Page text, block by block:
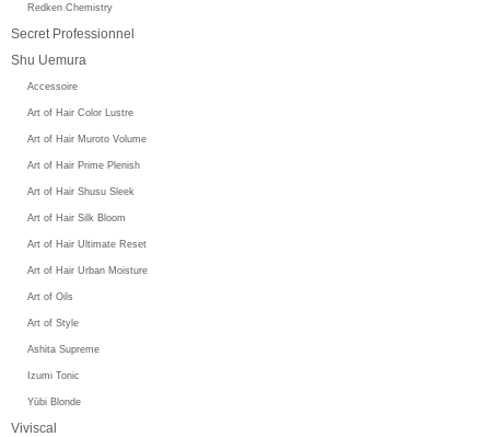
Redken Chemistry
Secret Professionnel
Shu Uemura
Accessoire
Art of Hair Color Lustre
Art of Hair Muroto Volume
Art of Hair Prime Plenish
Art of Hair Shusu Sleek
Art of Hair Silk Bloom
Art of Hair Ultimate Reset
Art of Hair Urban Moisture
Art of Oils
Art of Style
Ashita Supreme
Izumi Tonic
Yūbi Blonde
Viviscal